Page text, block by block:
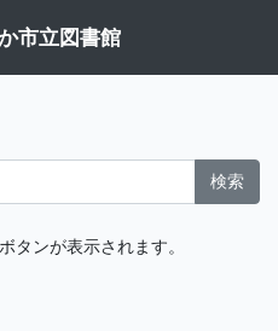
市立図書館
検索
タンが表示されます。